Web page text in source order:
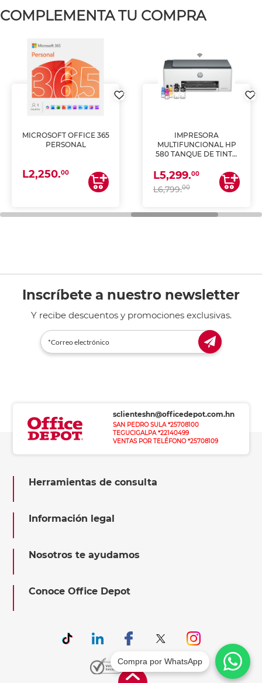
COMPLEMENTA TU COMPRA
MICROSOFT OFFICE 365
PERSONAL
L2,250.00
IMPRESORA
MULTIFUNCIONAL HP
580 TANQUE DE TINTA
ESCANEA)
L5,299.00
L6,799.00
Inscríbete a nuestro newsletter
Y recibe descuentos y promociones exclusivas.
sclienteshn@officedepot.com.hn
SAN PEDRO SULA *25708100
TEGUCIGALPA *22140499
VENTAS POR TELÉFONO *25708109
Herramientas de consulta
Información legal
Nosotros te ayudamos
Conoce Office Depot
Compra por WhatsApp